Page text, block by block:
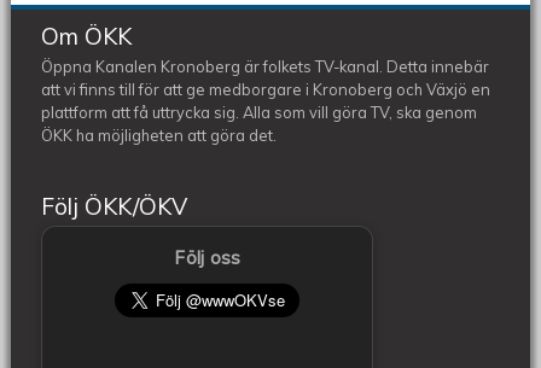
Om ÖKK
Öppna Kanalen Kronoberg är folkets TV-kanal. Detta innebär
att vi finns till för att ge medborgare i Kronoberg och Växjö en
plattform att få uttrycka sig. Alla som vill göra TV, ska genom
ÖKK ha möjligheten att göra det.
Följ ÖKK/ÖKV
Följ oss